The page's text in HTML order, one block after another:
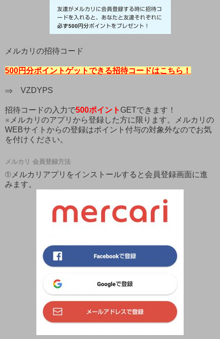
メルカリの招待コード
500円分ポイントゲットできる招待コードはこちら！
⇒ VZDYPS
招待コードの入力で500ポイント GETできます！
※メルカリのアプリから登録した方に限ります。メルカリの
WEBサイトからの登録はポイント付与の対象外なのでお気
を付けください。
メルカリ 会員登録方法
①メルカリアプリをインストールすると会員登録画面に進
みます。